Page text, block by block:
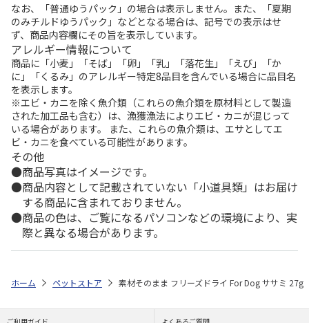
なお、「普通ゆうパック」の場合は表示しません。また、「夏期
のみチルドゆうパック」などとなる場合は、記号での表示はせ
ず、商品内容欄にその旨を表示しています。
アレルギー情報について
商品に「小麦」「そば」「卵」「乳」「落花生」「えび」「か
に」「くるみ」のアレルギー特定8品目を含んでいる場合に品目名
を表示します。
※エビ・カニを除く魚介類（これらの魚介類を原材料として製造
された加工品も含む）は、漁獲漁法によりエビ・カニが混じって
いる場合があります。 また、これらの魚介類は、エサとしてエ
ビ・カニを食べている可能性があります。
その他
商品写真はイメージです。
商品内容として記載されていない「小道具類」はお届け
する商品に含まれておりません。
商品の色は、ご覧になるパソコンなどの環境により、実
際と異なる場合があります。
ホーム ペットストア 素材そのまま フリーズドライ For Dog ササミ 27g